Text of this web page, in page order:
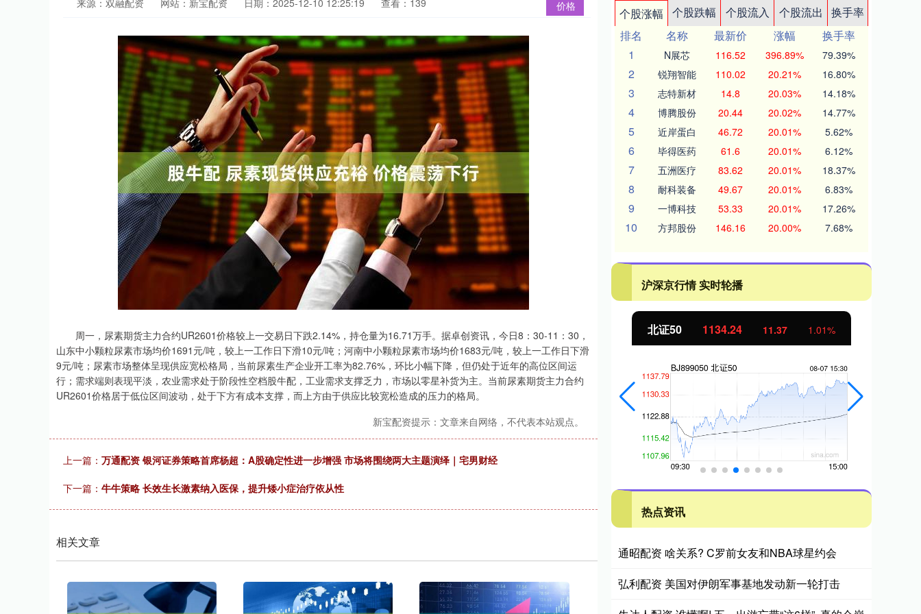
价格
来源：双融配资 网站：新宝配资 日期：2025-12-10 12:25:19 查看：139
周一，尿素期货主力合约UR2601价格较上一交易日下跌2.14%，持仓量为16.71万手。据卓创资讯，今日8：30-11：30，
山东中小颗粒尿素市场均价1691元/吨，较上一工作日下滑10元/吨；河南中小颗粒尿素市场均价1683元/吨，较上一工作日下滑
9元/吨；尿素市场整体呈现供应宽松格局，当前尿素生产企业开工率为82.76%，环比小幅下降，但仍处于近年的高位区间运
行；需求端则表现平淡，农业需求处于阶段性空档股牛配，工业需求支撑乏力，市场以零星补货为主。当前尿素期货主力合约
UR2601价格居于低位区间波动，处于下方有成本支撑，而上方由于供应比较宽松造成的压力的格局。
新宝配资提示：文章来自网络，不代表本站观点。
上一篇： 万通配资 银河证券策略首席杨超：A股确定性进一步增强 市场将围绕两大主题演绎｜宅男财经
下一篇： 牛牛策略 长效生长激素纳入医保，提升矮小症治疗依从性
相关文章
个股涨幅 个股跌幅 个股流入 个股流出
换手率
排名
名称 最新价 涨幅
换手率
1
N展芯 116.52 396.89% 79.39%
2 锐翔智能 110.02 20.21% 16.80%
3 志特新材 14.8 20.03% 14.18%
4 博腾股份 20.44 20.02% 14.77%
5 近岸蛋白 46.72 20.01% 5.62%
6 毕得医药 61.6 20.01% 6.12%
7 五洲医疗 83.62 20.01% 18.37%
8 耐科装备 49.67 20.01% 6.83%
9 一博科技 53.33 20.01% 17.26%
10 方邦股份 146.16 20.00% 7.68%
沪深京行情 实时轮播
深证成指 14311.01 200.89 1.42% 沪深300 4694.44 43.13 0.93% 北证50 1134.24 11.37 1.01%
热点资讯
通昭配资 啥关系? C罗前女友和NBA球星约会
弘利配资 美国对伊朗军事基地发动新一轮打击